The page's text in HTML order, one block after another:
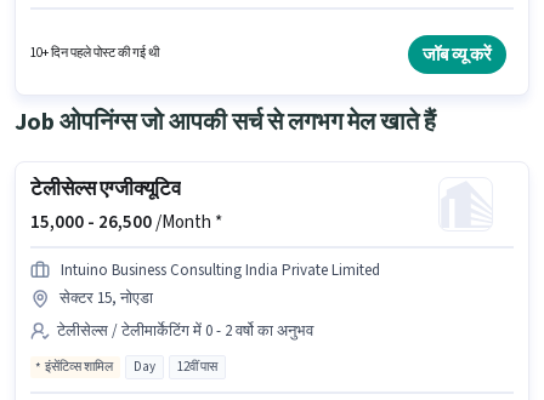
टेलीसेल्स / टेलीमार्केटिंग श्रेणी में BPO टेली कॉलर पद के लिए सक्रिय रूप से हायर कर रहा
है। इस पद के लिए आवश्यक दस्तावेज़ जैसे PAN कार्ड, आधार कार्ड, बैंक अकाउंट का होना
10+ दिन पहले पोस्ट की गई थी जॉब व्यू करें
Job ओपनिंग्स जो आपकी सर्च से लगभग मेल खाते हैं
टेलीसेल्स एग्जीक्यूटिव
15,000 - 26,500/Month *
Intuino Business Consulting India Private Limited
सेक्टर 15, नोएडा
टेलीसेल्स / टेलीमार्केटिंग में 0 - 2 वर्षो का अनुभव
इंसेंटिव्स शामिल Day 12वीं पास